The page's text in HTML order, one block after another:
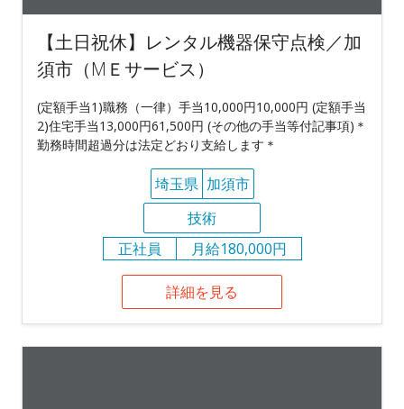
【土日祝休】レンタル機器保守点検／加
須市（МＥサービス）
(定額手当1)職務（一律）手当10,000円10,000円 (定額手当
2)住宅手当13,000円61,500円 (その他の手当等付記事項)＊
勤務時間超過分は法定どおり支給します＊
埼玉県 加須市
技術
正社員
月給180,000円
詳細を見る